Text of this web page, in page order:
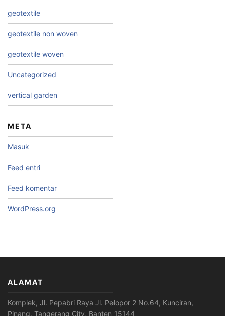
geotextile
geotextile non woven
geotextile woven
Uncategorized
vertical garden
META
Masuk
Feed entri
Feed komentar
WordPress.org
ALAMAT
Komplek, Jl. Pepabri Raya Jl. Pelopor 2 No.64, Kunciran,
Pinang, Tangerang City, Banten 15144